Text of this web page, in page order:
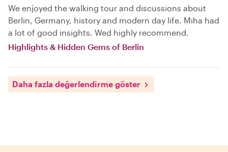
We enjoyed the walking tour and discussions about
Berlin, Germany, history and modern day life. Miha had
a lot of good insights. Wed highly recommend.
Highlights & Hidden Gems of Berlin
Daha fazla değerlendirme göster